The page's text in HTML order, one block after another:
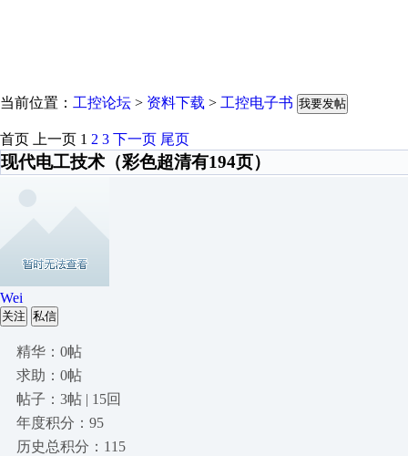
当前位置： 工控论坛 > 资料下载 > 工控电子书 我要发帖
首页 上一页 1 2 3 下一页 尾页
现代电工技术（彩色超清有194页）
Wei
关注 私信
精华：0帖
求助：0帖
帖子：3帖 | 15回
年度积分：95
历史总积分：115